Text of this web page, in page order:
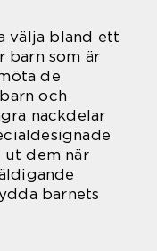
välja bland ett
som är
de
och
nackdelar
ut dem när
barnets